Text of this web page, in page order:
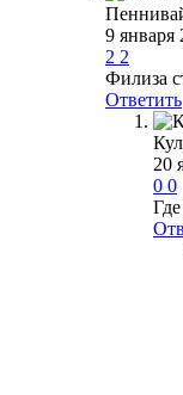
9 января
2 2
Филиза
Ответить
20
0 0